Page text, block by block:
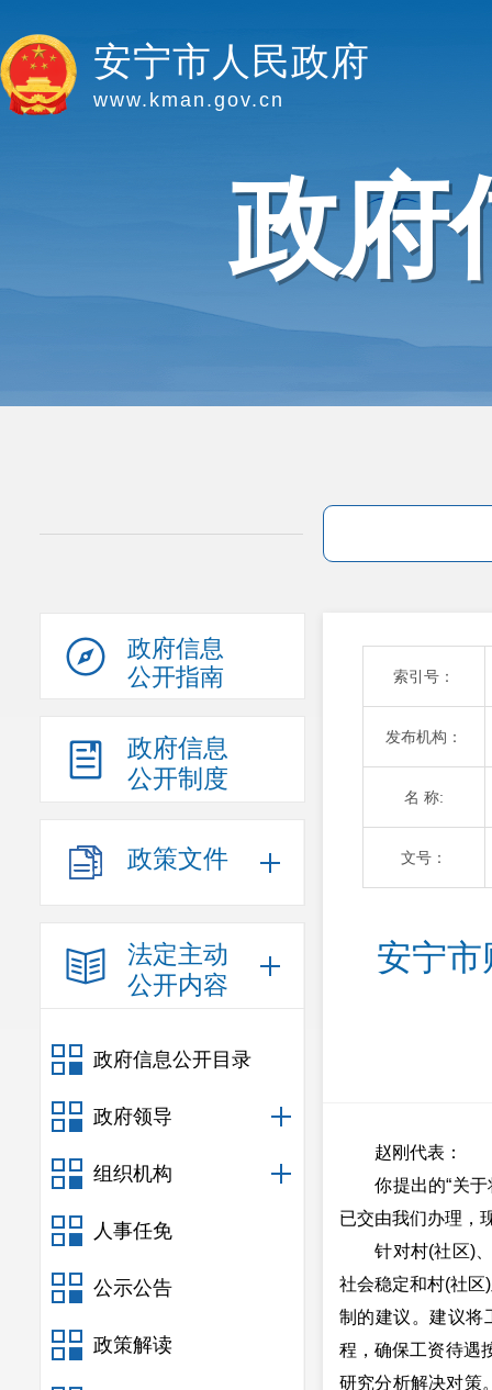
安宁市人民政府
www.kman.gov.cn
政府
政府信息
公开指南
政府信息
公开制度
政策文件
法定主动
公开内容
政府信息公开目录
政府领导
组织机构
人事任免
公示公告
政策解读
索引号：
发布机构：
名 称:
文号：
安宁
赵刚代表：
你提出的“关于
已交由我们办理，
针对村(社区)、
社会稳定和村(社区
制的建议。建议将
程，确保工资待遇
研究分析解决对策